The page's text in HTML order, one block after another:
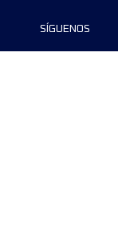
SÍGUENOS